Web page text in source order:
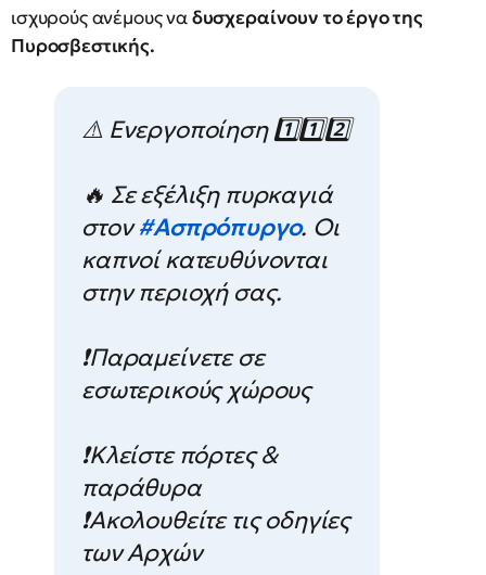
ισχυρούς ανέμους ναδυσχεραίνουν το έργο της
Πυροσβεστικής.
⚠️ Ενεργοποίηση 1️⃣1️⃣2️⃣
🔥 Σε εξέλιξη πυρκαγιά
στον#Ασπρόπυργο. Οι
καπνοί κατευθύνονται
στην περιοχή σας.
❗️Παραμείνετε σε
εσωτερικούς χώρους
❗️Κλείστε πόρτες &
παράθυρα
❗Ακολουθείτε τις οδηγίες
των Αρχών